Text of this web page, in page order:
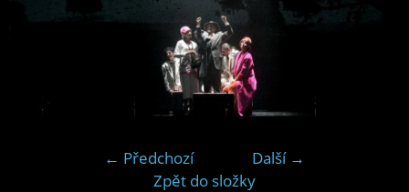
← Předchozí
Další →
Zpět do složky